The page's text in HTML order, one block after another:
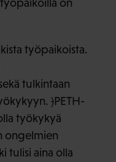
työpaikoilla on
työpaikoista.
tulkintaan
)PETH-
työkykyä
ongelmien
tulisi aina olla